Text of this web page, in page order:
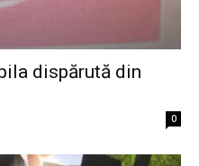
dispărută din
0